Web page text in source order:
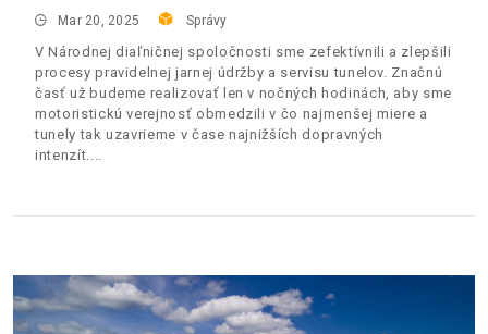
Mar 20, 2025 Správy
V Národnej diaľničnej spoločnosti sme zefektívnili a zlepšili
procesy pravidelnej jarnej údržby a servisu tunelov. Značnú
časť už budeme realizovať len v nočných hodinách, aby sme
motoristickú verejnosť obmedzili v čo najmenšej miere a
tunely tak uzavrieme v čase najnižších dopravných
intenzít.